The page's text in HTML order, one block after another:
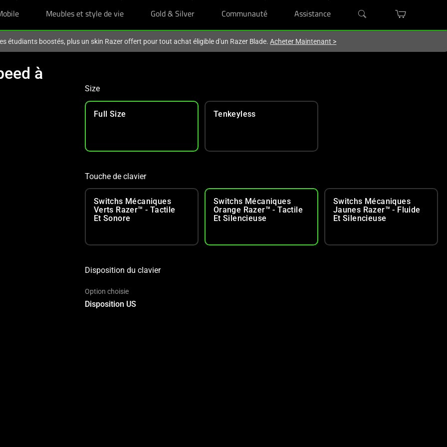
Meubles et style de vie Gold & Silver Communauté Assistance
étudiants boostés, plus un skin Razer offert pour tout achat éligible d'un Razer Blade.Acheter Maintenant >
à
Size
Full Size Tenkeyless
Touche de clavier
Switchs Mécaniques
Verts Razer™ - Tactile
Et Sonore
Switchs Mécaniques
Orange Razer™ - Tactile
Et Silencieuse
Switchs Mécaniques
Jaunes Razer™ - Fluide
Et Silencieuse
Disposition du clavier
Option choisie
Disposition US